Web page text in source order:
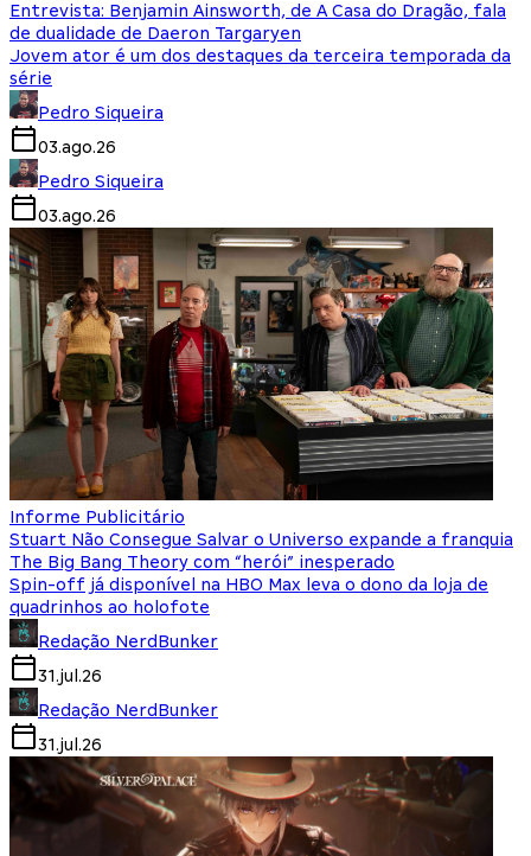
Entrevista: Benjamin Ainsworth, de A Casa do Dragão, fala
de dualidade de Daeron Targaryen
Jovem ator é um dos destaques da terceira temporada da
série
Pedro Siqueira
03.ago.26
Pedro Siqueira
03.ago.26
Informe Publicitário
Stuart Não Consegue Salvar o Universo expande a franquia
The Big Bang Theory com “herói” inesperado
Spin-off já disponível na HBO Max leva o dono da loja de
quadrinhos ao holofote
Redação NerdBunker
31.jul.26
Redação NerdBunker
31.jul.26